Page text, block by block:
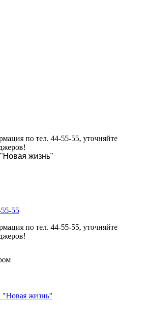
по тел. 44-55-55, уточняйте
жизнь"
55
по тел. 44-55-55, уточняйте